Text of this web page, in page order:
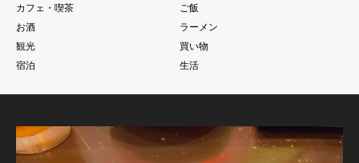
カフェ・喫茶
ご飯
お酒
ラーメン
観光
買い物
宿泊
生活